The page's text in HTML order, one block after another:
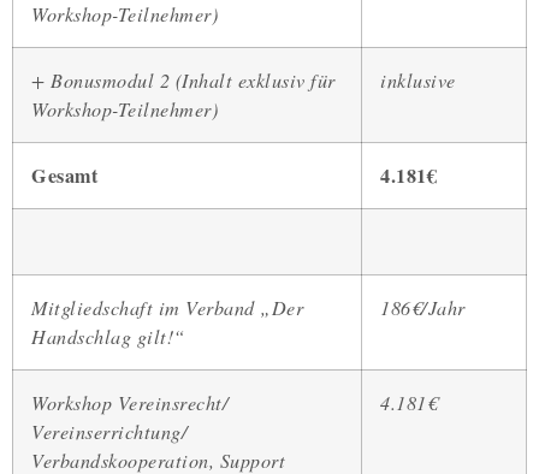
Workshop-Teilnehmer)
+ Bonusmodul 2 (Inhalt exklusiv für
Workshop-Teilnehmer)
inklusive
Gesamt 4.181€
Mitgliedschaft im Verband „Der
Handschlag gilt!“
186€/Jahr
Workshop Vereinsrecht/
Vereinserrichtung/
Verbandskooperation, Support
4.181€